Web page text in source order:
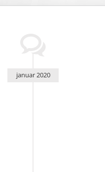
januar 2020